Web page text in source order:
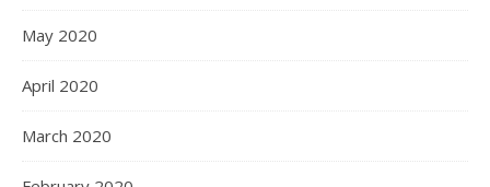
May 2020
April 2020
March 2020